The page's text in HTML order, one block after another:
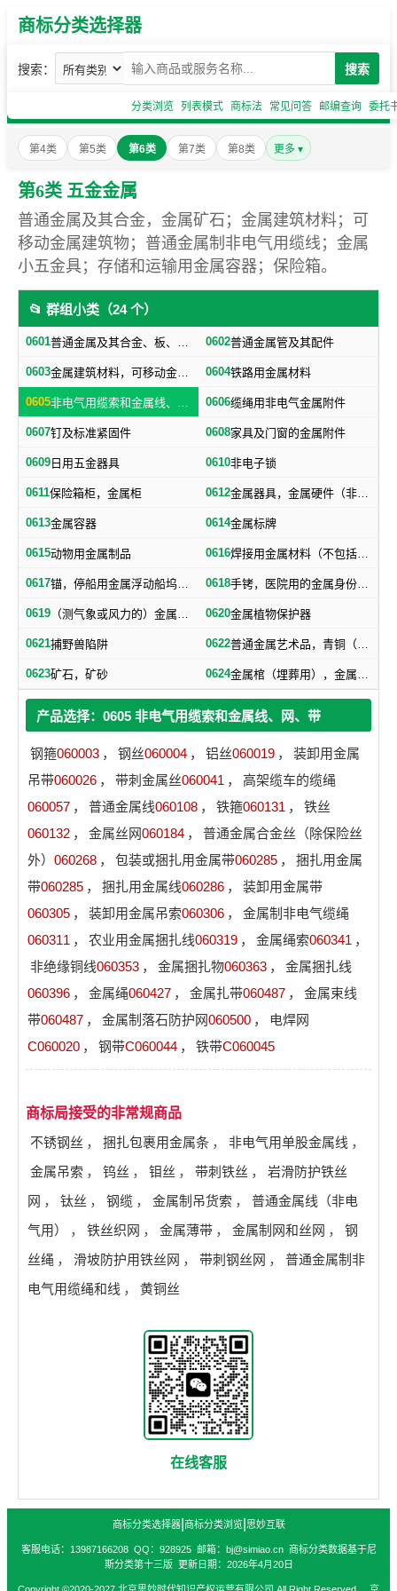
商标分类选择器
搜索： 搜索
分类浏览 列表模式 商标法 常见问答 邮编查询 委托
第4类 第5类 第6类 第7类 第8类 更多 ▾
第6类 五金金属
普通金属及其合金，金属矿石；金属建筑材料；可
移动金属建筑物；普通金属制非电气用缆线；金属
小五金具；存储和运输用金属容器；保险箱。
📂 群组小类（24 个）
0601 普通金属及其合金、板、各种型材（不包括焊接及铁路用金属材料） 0602普通金属管及其配件
0603 金属建筑材料，可移动金属建筑物（不包括建筑小五金） 0604铁路用金属材料
0605 非电气用缆索和金属线、网、带 0606缆绳用非电气金属附件
0607钉及标准紧固件 0608家具及门窗的金属附件
0609 日用五金器具 0610非电子锁
0611保险箱柜，金属柜 0612 金属器具，金属硬件（非机器零件）
0613金属容器 0614金属标牌
0615动物用金属制品 0616 焊接用金属材料（不包括塑料焊丝）
0617 锚，停船用金属浮动船坞，金属下锚桩 0618 手铐，医院用的金属身份证明手镯
0619 （测气象或风力的）金属浆叶，金属风标 0620金属植物保护器
0621捕野兽陷阱 0622 普通金属艺术品，青铜（艺术品）
0623矿石，矿砂 0624 金属棺（埋葬用），金属棺材扣件，棺材用金属器材
产品选择：0605 非电气用缆索和金属线、网、带
钢箍060003 ， 钢丝060004 ， 铝丝060019 ，
装卸用金属
吊带060026 ， 带刺金属丝060041 ，
高架缆车的缆绳
060057 ， 普通金属线060108 ， 铁箍060131 ，
铁丝
060132 ， 金属丝网060184 ，
普通金属合金丝（除保险丝
外） 060268 ， 包装或捆扎用金属带060285 ，
捆扎用金属
带060285 ， 捆扎用金属线060286 ，
装卸用金属带
060305 ， 装卸用金属吊索060306 ，
金属制非电气缆绳
060311 ， 农业用金属捆扎线060319 ， 金属绳索060341 ，
非绝缘铜线060353 ， 金属捆扎物060363 ，
金属捆扎线
060396 ， 金属绳060427 ， 金属扎带060487 ，
金属束线
带060487 ， 金属制落石防护网060500 ，
电焊网
C060020 ， 钢带C060044 ， 铁带C060045
商标局接受的非常规商品
不锈钢丝 ， 捆扎包裹用金属条 ， 非电气用单股金属线 ，
金属吊索 ， 钨丝 ， 钼丝 ， 带刺铁丝 ，
岩滑防护铁丝
网 ， 钛丝 ， 钢缆 ， 金属制吊货索 ，
普通金属线（非电
气用）
， 铁丝织网 ， 金属薄带 ， 金属制网和丝网 ，
钢
丝绳 ， 滑坡防护用铁丝网 ， 带刺钢丝网 ，
普通金属制非
电气用缆绳和线 ， 黄铜丝
在线客服
商标分类选择器| 商标分类浏览| 思妙互联
客服电话：13987166208 QQ：928925 邮箱：bj@simiao.cn 商标分类数据基于尼
斯分类第十三版 更新日期：2026年4月20日